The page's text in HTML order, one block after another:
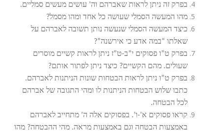
בפרק זה ניתן לראות שאברהם וה’ עושים מעשים סמליים.
מהו המעשה הסמלי שעושה כל אחד ומהו מסמל?
כיצד המעשה הסמלי שנעשה נותן תשובה לאברהם על
שאלתו “במה אדע כי אירשנה”?
בפרק ט”ו פסוקים י”ב-ט”ז ניתן לראות קשיים מוסרים
שעולים. מהם הקשיים? כיצד ניתן לפתור אותם?
בפרק ט”ו ניתן לראות הבטחות שונות הניתנות לאברהם.
כתבו שלוש הבטחות הניתנות לו ומהי התגובה של אברהם
לכל הבטחה.
קראו פסוקים א’-ו’. בפסוקים אלה ה’ מתחייב לאברהם
באמצעות הבטחה וגם באמצעות מראה. מהי ההבטחה? מהו